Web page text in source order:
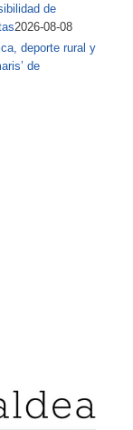
de
2026-08-08
deporte rural y
de